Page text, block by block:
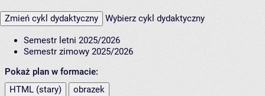
Zmień cykl dydaktyczny Wybierz cykl dydaktyczny
Semestr letni 2025/2026
Semestr zimowy 2025/2026
Pokaż plan w formacie:
HTML (stary)
obrazek